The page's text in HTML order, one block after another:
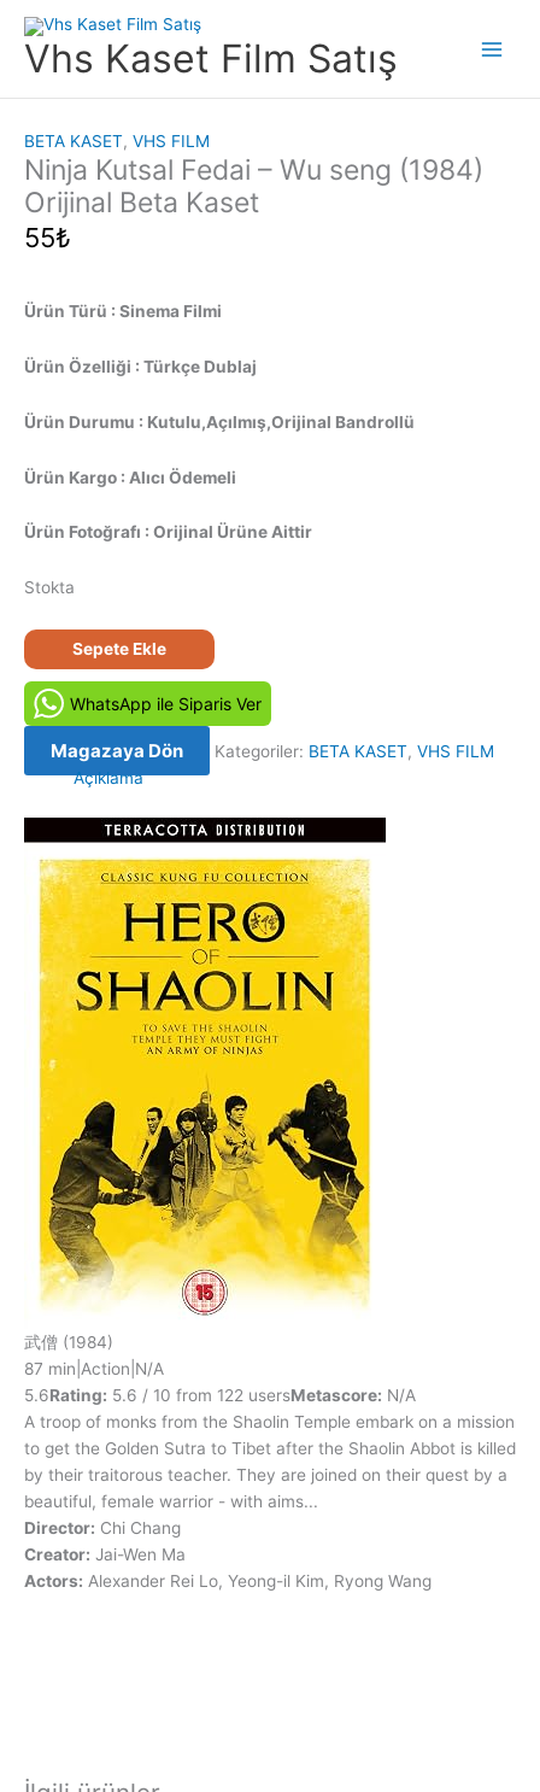
atlaVhs Kaset Film Satış
BETA KASET, VHS FILM
Ninja Kutsal Fedai – Wu seng (1984)
Orijinal Beta Kaset
55₺
Ürün Türü : Sinema Filmi
Ürün Özelliği : Türkçe Dublaj
Ürün Durumu : Kutulu,Açılmış,Orijinal Bandrollü
Ürün Kargo : Alıcı Ödemeli
Ürün Fotoğrafı : Orijinal Ürüne Aittir
Stokta
Ninja
Kutsal
Fedai
-
seng
Beta
Kaset
adet
Sepete Ekle
WhatsApp ile Siparis Ver
Magazaya Dön Kategoriler: BETA KASET, VHS FILM
Açıklama
武僧 (1984)
87 min Action N/A
5.6Rating: 5.6 / 10 from 122 usersMetascore: N/A
A troop of monks from the Shaolin Temple embark on a mission
to get the Golden Sutra to Tibet after the Shaolin Abbot is killed
by their traitorous teacher. They are joined on their quest by a
beautiful, female warrior - with aims...
Director: Chi Chang
Creator: Jai-Wen Ma
Actors: Alexander Rei Lo, Yeong-il Kim, Ryong Wang